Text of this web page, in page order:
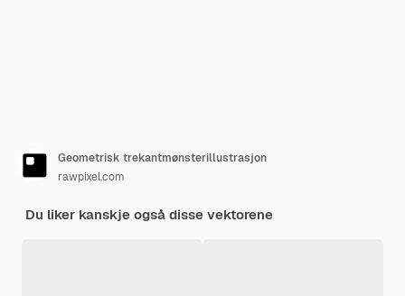
Geometrisk trekantmønsterillustrasjon
rawpixel.com
Du liker kanskje også disse vektorene